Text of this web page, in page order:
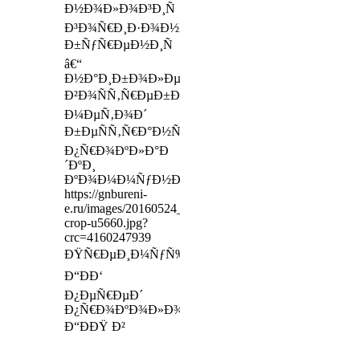
Ð½Ð¾Ð»Ð¾Ð³Ð¸Ñ
Ð³Ð¾Ñ€Ð¸Ð·Ð¾Ð½Ñ‚Ð°Ð»ÑŒÐ½Ð¾Ð³Ð¾
Ð±ÑƒÑ€ÐµÐ½Ð¸Ñ
â€“
Ð½Ð°Ð¸Ð±Ð¾Ð»ÐµÐµ
Ð²Ð¾ÑÑ‚Ñ€ÐµÐ±Ð¾Ð²Ð°Ð½Ð½Ñ‹Ð¹
Ð¼ÐµÑ‚Ð¾Ð´
Ð±ÐµÑÑ‚Ñ€Ð°Ð½ÑˆÐµÐ¹Ð½Ð¾Ð¹
Ð¿Ñ€Ð¾ÐºÐ»Ð°Ð
´ÐºÐ¸
ÐºÐ¾Ð¼Ð¼ÑƒÐ½Ð¸ÐºÐ°Ñ†Ð¸Ð¹
https://gnbureni-
e.ru/images/20160524_170244-
crop-u5660.jpg?
crc=4160247939
ÐŸÑ€ÐµÐ¸Ð¼ÑƒÑ‰ÐµÑÑ‚Ð²Ð°
Ð“ÐÐ‘
Ð¿ÐµÑ€ÐµÐ´
Ð¿Ñ€Ð¾ÐºÐ¾Ð»Ð¾Ð¼
Ð“ÐÐŸ Ð²